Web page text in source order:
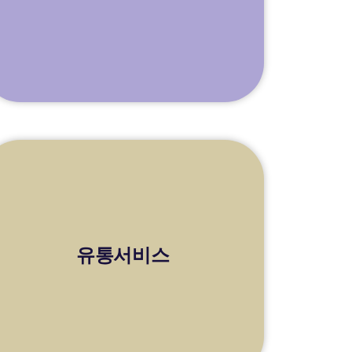
유통서비스